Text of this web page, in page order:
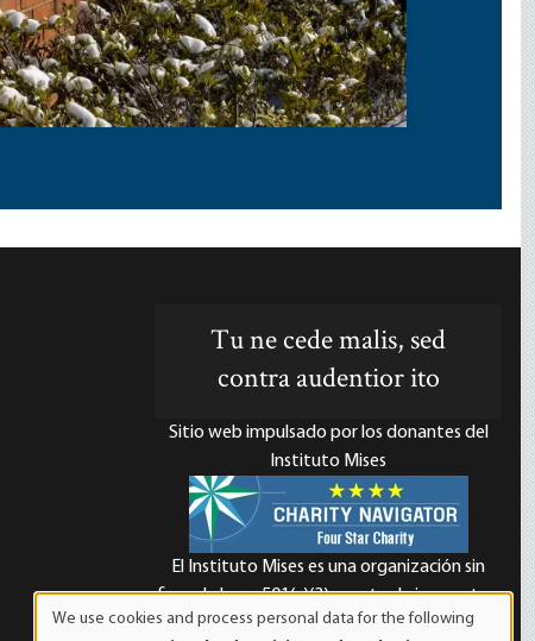
Tu ne cede malis, sed
contra audentior ito
Sitio web impulsado por los donantes del
Instituto Mises
El Instituto Mises es una organización sin
fines de lucro 501(c)(3) exenta de impuestos.
Las contribuciones son deducibles de
We use cookies and process personal data for the following